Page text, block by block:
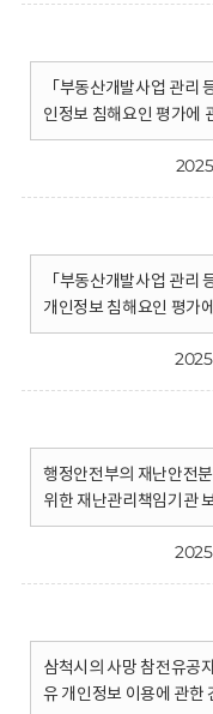
「부동산개발사업 관리
인정보 침해요인 평가에
「부동산개발사업 관리
개인정보 침해요인 평가
행정안전부의 재난안전
위한 재난관리책임기관
삼척시의 사망 참전유공
유 개인정보 이용에 관한